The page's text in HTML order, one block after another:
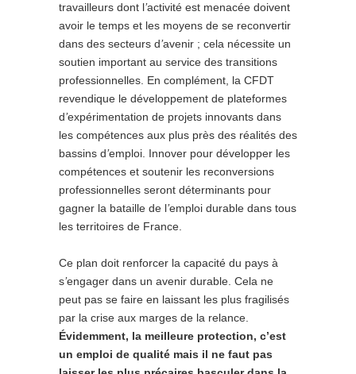
travailleurs dont l’activité est menacée doivent
avoir le temps et les moyens de se reconvertir
dans des secteurs d’avenir ; cela nécessite un
soutien important au service des transitions
professionnelles. En complément, la CFDT
revendique le développement de plateformes
d’expérimentation de projets innovants dans
les compétences aux plus près des réalités des
bassins d’emploi. Innover pour développer les
compétences et soutenir les reconversions
professionnelles seront déterminants pour
gagner la bataille de l’emploi durable dans tous
les territoires de France.
Ce plan doit renforcer la capacité du pays à
s’engager dans un avenir durable. Cela ne
peut pas se faire en laissant les plus fragilisés
par la crise aux marges de la relance.
Évidemment, la meilleure protection, c’est
un emploi de qualité mais il ne faut pas